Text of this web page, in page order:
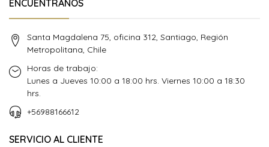
ENCUÉNTRANOS
Santa Magdalena 75, oficina 312, Santiago, Región
Metropolitana, Chile
Horas de trabajo:
Lunes a Jueves 10:00 a 18:00 hrs. Viernes 10:00 a 18:30
hrs.
+56988166612
SERVICIO AL CLIENTE